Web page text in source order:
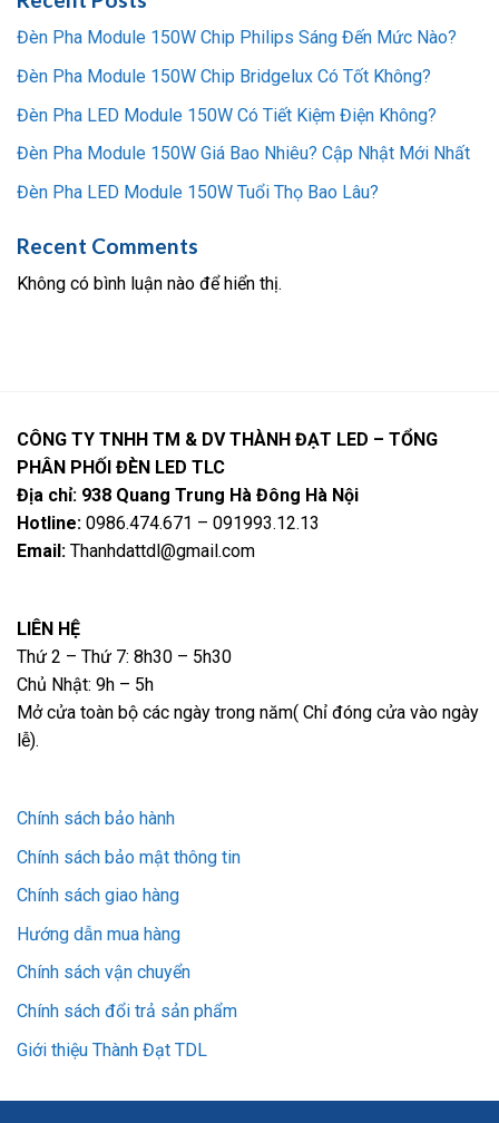
Đèn Pha Module 150W Chip Philips Sáng Đến Mức Nào?
Đèn Pha Module 150W Chip Bridgelux Có Tốt Không?
Đèn Pha LED Module 150W Có Tiết Kiệm Điện Không?
Đèn Pha Module 150W Giá Bao Nhiêu? Cập Nhật Mới Nhất
Đèn Pha LED Module 150W Tuổi Thọ Bao Lâu?
Recent Comments
Không có bình luận nào để hiển thị.
CÔNG TY TNHH TM & DV THÀNH ĐẠT LED – TỔNG
PHÂN PHỐI ĐÈN LED TLC
Địa chỉ: 938 Quang Trung Hà Đông Hà Nội
Hotline: 0986.474.671 – 091993.12.13
Email: Thanhdattdl@gmail.com
LIÊN HỆ
Thứ 2 – Thứ 7: 8h30 – 5h30
Chủ Nhật: 9h – 5h
Mở cửa toàn bộ các ngày trong năm( Chỉ đóng cửa vào ngày
lễ).
Chính sách bảo hành
Chính sách bảo mật thông tin
Chính sách giao hàng
Hướng dẫn mua hàng
Chính sách vận chuyển
Chính sách đổi trả sản phẩm
Giới thiệu Thành Đạt TDL